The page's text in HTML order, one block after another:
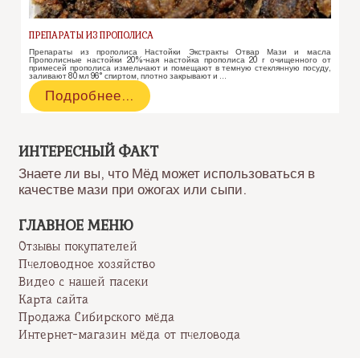
ПРЕПАРАТЫ ИЗ ПРОПОЛИСА
Препараты из прополиса Настойки Экстракты Отвар Мази и масла
Прополисные настойки 20%-ная настойка прополиса 20 г очищенного от
примесей прополиса измельчают и помещают в темную стеклянную посуду,
заливают 80 мл 96° спиртом, плотно закрывают и …
Препараты
из
Подробнее…
ИНТЕРЕСНЫЙ ФАКТ
Знаете ли вы, что Мёд может использоваться в
качестве мази при ожогах или сыпи.
ГЛАВНОЕ МЕНЮ
Отзывы покупателей
Пчеловодное хозяйство
Видео с нашей пасеки
Карта сайта
Продажа Сибирского мёда
Интернет-магазин мёда от пчеловода